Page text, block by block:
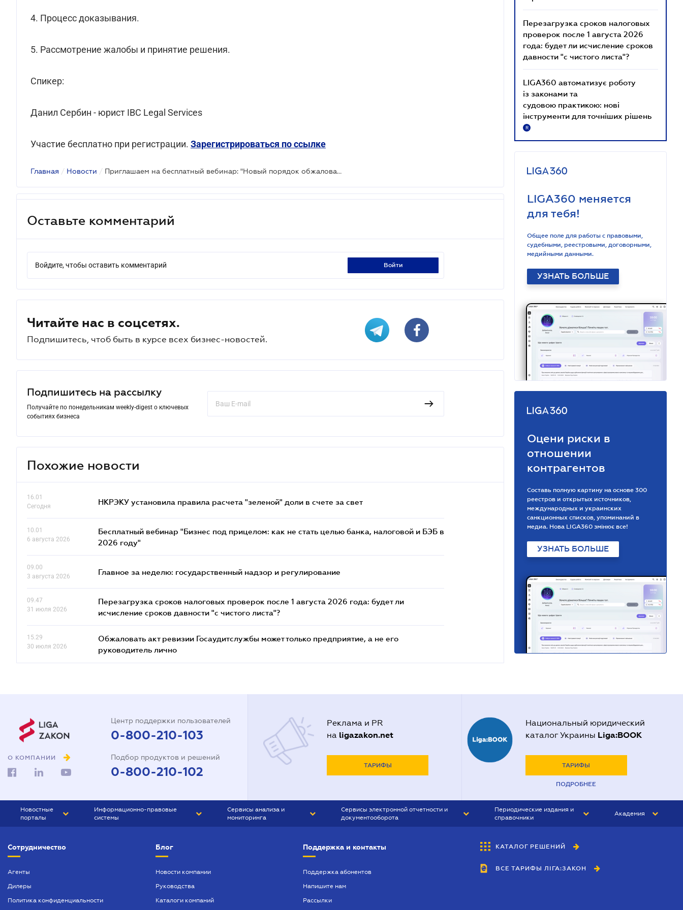
4. Процесс доказывания.
5. Рассмотрение жалобы и принятие решения.
Спикер:
Данил Сербин - юрист IBC Legal Services
Участие бесплатно при регистрации. Зарегистрироваться по ссылке
Главная / Новости / Приглашаем на бесплатный вебинар: "Новый порядок обжалования решений контролирующих органов. Изменения в законодательстве"
Оставьте комментарий
Войдите, чтобы оставить комментарий войти
Читайте нас в соцсетях.
Подпишитесь, чтоб быть в курсе всех бизнес-новостей.
Подпишитесь на рассылку
Получайте по понедельникам weekly-digest о ключевых
событиях бизнеса
Похожие новости
16.01
Сегодня
НКРЭКУ установила правила расчета "зеленой" доли в счете за свет
10.01
6 августа 2026
Бесплатный вебинар "Бизнес под прицелом: как не стать целью банка, налоговой и БЭБ в
2026 году"
09.00
3 августа 2026
Главное за неделю: государственный надзор и регулирование
09.47
31 июля 2026
Перезагрузка сроков налоговых проверок после 1 августа 2026 года: будет ли
исчисление сроков давности "с чистого листа"?
15.29
30 июля 2026
Обжаловать акт ревизии Госаудитслужбы может только предприятие, а не его
руководитель лично
Перезагрузка сроков налоговых
проверок после 1 августа 2026
года: будет ли исчисление сроков
давности "с чистого листа"?
LIGA360 автоматизує роботу
із законами та
судовою практикою: нові
інструменти для точніших рішень
R
LIGA360 меняется
для тебя!
Общее поле для работы с правовыми,
судебными, реестровыми, договорными,
медийными данными.
УЗНАТЬ БОЛЬШЕ
Оцени риски в
отношении
контрагентов
Составь полную картину на основе 300
реестров и открытых источников,
международных и украинских
санкционных списков, упоминаний в
медиа. Нова LIGA360 змінює все!
УЗНАТЬ БОЛЬШЕ
О КОМПАНИИ
Центр поддержки пользователей
0-800-210-103
Подбор продуктов и решений
0-800-210-102
Реклама и PR
на ligazakon.net
ТАРИФЫ
Национальный юридический
каталог Украины Liga:BOOK
ТАРИФЫ
ПОДРОБНЕЕ
Новостные
порталы
БИЗНЕС
Информационно-правовые
системы
БУХГАЛТЕР ПРОФ
ЮРИСТ ПРОФ
Сервисы анализа и
мониторинга
Сервисы электронной отчетности и
документооборота
Периодические издания и
справочники
БУХГАЛТЕР&ЗАКОН
ВЕСТНИК МСФО
Академия
Сотрудничество
Агенты
Дилеры
Политика конфиденциальности
Блог
Новости компании
Руководства
Каталоги компаний
Поддержка и контакты
Поддержка абонентов
Напишите нам
Рассылки
КАТАЛОГ РЕШЕНИЙ
ВСЕ ТАРИФЫ ЛІГА:ЗАКОН